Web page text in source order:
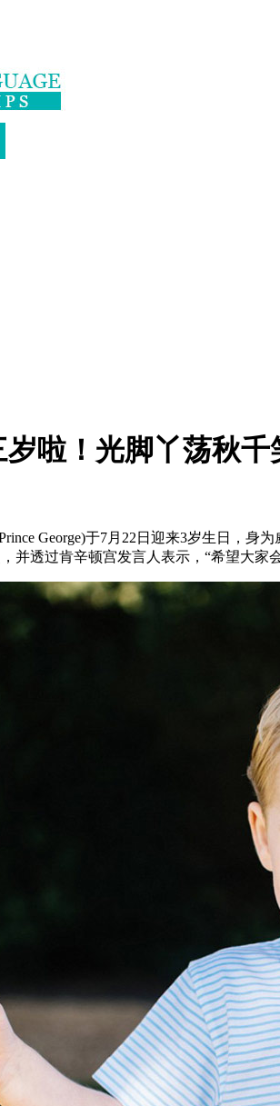
啦！光脚丫荡秋千
George)于7月22日迎来3岁生日，身
并透过肯辛顿宫发言人表示，“希望大家